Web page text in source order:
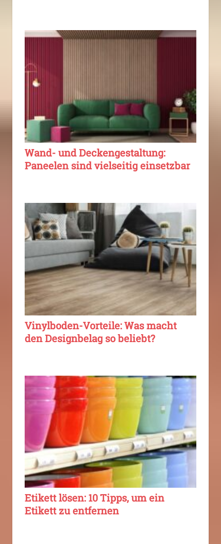
Wand- und Deckengestaltung:
Paneelen sind vielseitig einsetzbar
Vinylboden-Vorteile: Was macht
den Designbelag so beliebt?
Etikett lösen: 10 Tipps, um ein
Etikett zu entfernen